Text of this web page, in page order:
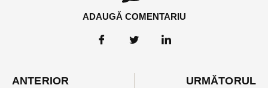
ADAUGĂ COMENTARIU
ANTERIOR URMĂTORUL